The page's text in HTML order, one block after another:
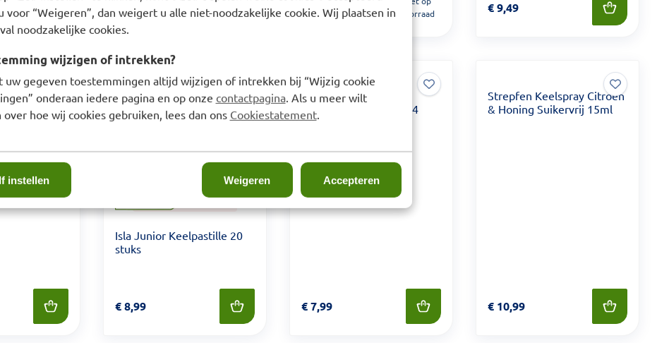
voor “Weigeren”, dan weigert u alle niet-noodzakelijke cookie. Wij plaatsen in
noodzakelijke cookies.
wijzigen of intrekken?
uw gegeven toestemmingen altijd wijzigen of intrekken bij “Wijzig cookie
onderaan iedere pagina en op onze contactpagina. Als u meer wilt
hoe wij cookies gebruiken, lees dan ons Cookiestatement.
instellen Weigeren Accepteren
Prijs: € 7,99
€7,99
voorraad
Prijs: € 9,49
€9,49
tabletten
Isla Junior Keelpastille 20
stuks
Prijs: € 8,99
€8,99
Strepsils Aardbei
Zuigtablet Suikervrij 24
stuks
Prijs: € 7,99
€7,99
Strepfen Keelspray Citroen
& Honing Suikervrij 15ml
Prijs: € 10,99
€ 10,99